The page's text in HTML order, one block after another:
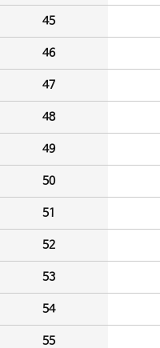
45
46
47
48
49
50
51
52
53
54
55